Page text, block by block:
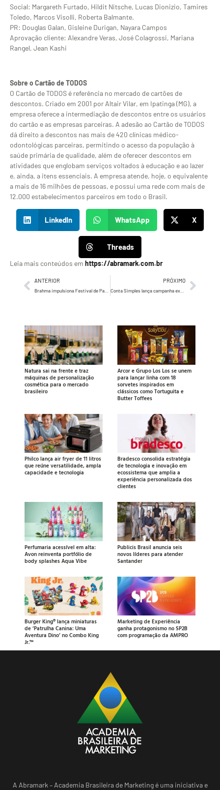
Social: Margareth Furtado, Hildit Nitsche, Lucas Dionizio, Tamires
Toledo, Marcos Visolli, Roberta Balmante.
PR: Douglas Galan, Gisleine Durigan, Nayara Campos
Aprovação cliente: Alexandre Veras, José Colagrossi, Mariana
Rangel, Jean Kashi
Sobre o Cartão de TODOS
O Cartão de TODOS é referência no mercado de cartões de
descontos. Criado em 2001 por Altair Vilar, em Ipatinga (MG), a
empresa oferece a intermediação de descontos entre os usuários
do cartão e as empresas parceiras. A adesão ao Cartão de TODOS
dá direito a descontos nas mais de 420 clínicas médico-
odontológicas parceiras, permitindo o acesso da população à
saúde primária de qualidade, além de oferecer descontos em
atividades que englobam serviços voltados à educação e ao lazer
e, ainda, a itens essenciais. A empresa atende, hoje, o equivalente
a mais de 16 milhões de pessoas, e possui uma rede com mais de
12.000 estabelecimentos parceiros em todo o Brasil.
LinkedIn WhatsApp X
Threads
Leia mais conteúdos em https://abramark.com.br
ANTERIOR PRÓXIMO
Conta Simples lança campanha exclusiva com cashback triplicado
Natura sai na frente e traz
máquinas de personalização
cosmética para o mercado
brasileiro
Arcor e Grupo Los Los se unem
para lançar linha com 18
sorvetes inspirados em
clássicos como Tortuguita e
Butter Toffees
Philco lança air fryer de 11 litros
que reúne versatilidade, ampla
capacidade e tecnologia
Bradesco consolida estratégia
de tecnologia e inovação em
ecossistema que amplia a
experiência personalizada dos
clientes
Perfumaria acessível em alta:
Avon reinventa portfólio de
body splashes Aqua Vibe
Publicis Brasil anuncia seis
novos líderes para atender
Santander
Burger King® lança miniaturas
de ‘Patrulha Canina: Uma
Aventura Dino’ no Combo King
Jr.™
Marketing de Experiência
ganha protagonismo no SP2B
com programação da AMPRO
A Abramark – Academia Brasileira de Marketing é uma iniciativa e